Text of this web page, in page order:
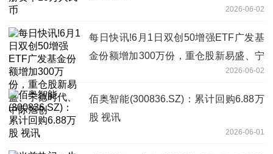
2026-06-02
每日快讯!6月1日双创50增强ETF广发基
金份额增加300万份，重仓股新易盛、宁
2026-06-02
佰奥智能(300836.SZ)：累计回购6.88万
股 视讯
2026-06-01